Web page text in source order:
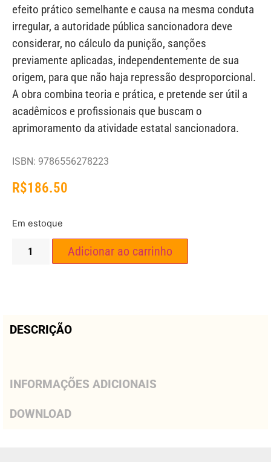
efeito prático semelhante e causa na mesma conduta
irregular, a autoridade pública sancionadora deve
considerar, no cálculo da punição, sanções
previamente aplicadas, independentemente de sua
origem, para que não haja repressão desproporcional.
A obra combina teoria e prática, e pretende ser útil a
acadêmicos e profissionais que buscam o
aprimoramento da atividade estatal sancionadora.
ISBN: 9786556278223
R$186.50
Em estoque
Adicionar ao carrinho
DESCRIÇÃO
INFORMAÇÕES ADICIONAIS
DOWNLOAD